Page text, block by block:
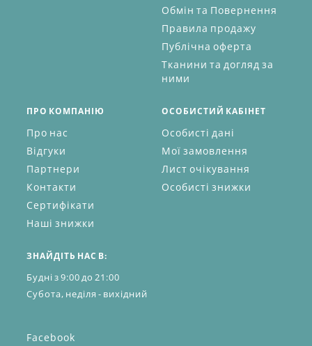
Обмін та Повернення
Правила продажу
Публічна оферта
Тканини та догляд за
ними
ПРО КОМПАНІЮ
Про нас
Відгуки
Партнери
Контакти
Сертифікати
Наші знижки
ОСОБИСТИЙ КАБІНЕТ
Особисті дані
Мої замовлення
Лист очікування
Особисті знижки
ЗНАЙДІТЬ НАС В:
Будні з 9:00 до 21:00
Субота, неділя - вихідний
Facebook